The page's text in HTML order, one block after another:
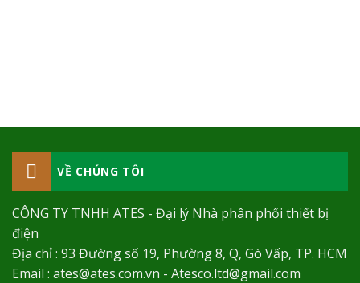
VỀ CHÚNG TÔI
CÔNG TY TNHH ATES - Đại lý Nhà phân phối thiết bị
điện
Địa chỉ : 93 Đường số 19, Phường 8, Q, Gò Vấp, TP. HCM
Email : ates@ates.com.vn - Atesco.ltd@gmail.com